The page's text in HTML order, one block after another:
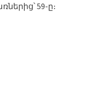
59-ը։